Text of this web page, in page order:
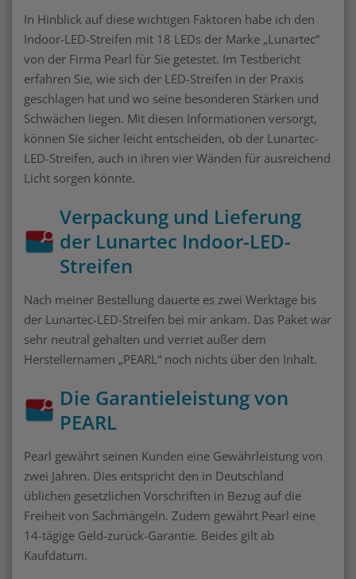
In Hinblick auf diese wichtigen Faktoren habe ich den
Indoor-LED-Streifen mit 18 LEDs der Marke „Lunartec“
von der Firma Pearl für Sie getestet. Im Testbericht
erfahren Sie, wie sich der LED-Streifen in der Praxis
geschlagen hat und wo seine besonderen Stärken und
Schwächen liegen. Mit diesen Informationen versorgt,
können Sie sicher leicht entscheiden, ob der Lunartec-
LED-Streifen, auch in ihren vier Wänden für ausreichend
Licht sorgen könnte.
Verpackung und Lieferung
der Lunartec Indoor-LED-
Streifen
Nach meiner Bestellung dauerte es zwei Werktage bis
der Lunartec-LED-Streifen bei mir ankam. Das Paket war
sehr neutral gehalten und verriet außer dem
Herstellernamen „PEARL“ noch nichts über den Inhalt.
Die Garantieleistung von
PEARL
Pearl gewährt seinen Kunden eine Gewährleistung von
zwei Jahren. Dies entspricht den in Deutschland
üblichen gesetzlichen Vorschriften in Bezug auf die
Freiheit von Sachmängeln. Zudem gewährt Pearl eine
14-tägige Geld-zurück-Garantie. Beides gilt ab
Kaufdatum.